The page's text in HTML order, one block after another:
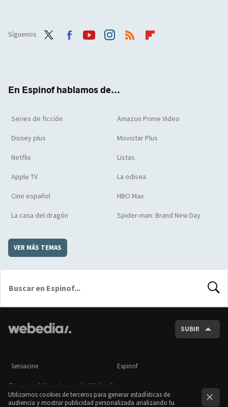
Síguenos
En Espinof hablamos de...
Series de ficción Amazon Prime Video
Disney plus Movistar Plus
Netflix Listas
Apple TV La odisea
Cine español HBO Max
La casa del dragón Spider-man: Brand New Day
VER MÁS TEMAS
SUBIR
Sensacine Espinof
Otras publicaciones de Webedia
Utilizamos cookies de terceros para generar estadísticas de
audiencia y mostrar publicidad personalizada analizando tu